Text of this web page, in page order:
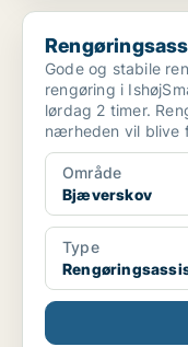
Rengøringsassistent
Gode og stabile
rengøring i
lørdag 2 timer.
nærheden vil blive
Område
Bjæverskov
Type